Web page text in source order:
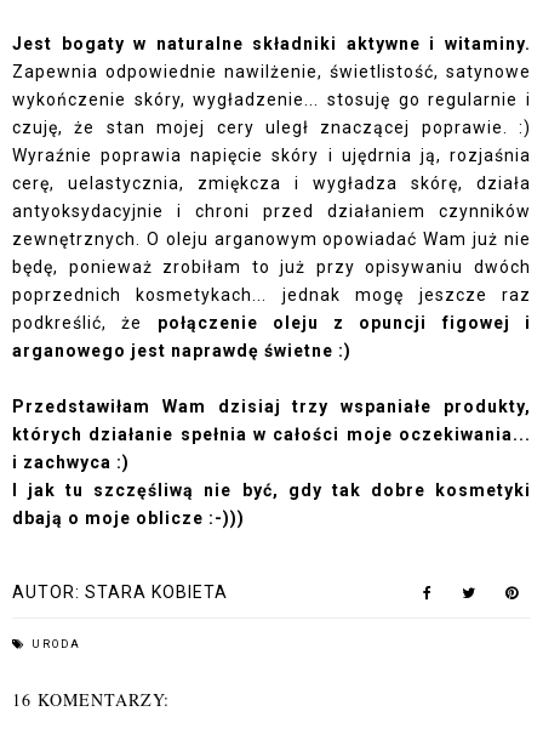
Jest bogaty w naturalne składniki aktywne i witaminy.
Zapewnia odpowiednie nawilżenie, świetlistość, satynowe
wykończenie skóry, wygładzenie... stosuję go regularnie i
czuję, że stan mojej cery uległ znaczącej poprawie. :)
Wyraźnie poprawia napięcie skóry i ujędrnia ją, rozjaśnia
cerę, uelastycznia, zmiękcza i wygładza skórę, działa
antyoksydacyjnie i chroni przed działaniem czynników
zewnętrznych. O oleju arganowym opowiadać Wam już nie
będę, ponieważ zrobiłam to już przy opisywaniu dwóch
poprzednich kosmetykach...
jednak mogę jeszcze raz
podkreślić, że połączenie oleju z opuncji figowej i
arganowego jest naprawdę świetne :)
Przedstawiłam Wam dzisiaj trzy wspaniałe produkty,
których działanie spełnia w całości moje oczekiwania...
i zachwyca :)
I jak tu szczęśliwą nie być, gdy tak dobre kosmetyki
dbają o moje oblicze :-)))
AUTOR: STARA KOBIETA
URODA
16 KOMENTARZY: